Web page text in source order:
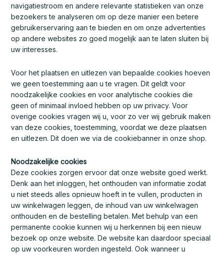
navigatiestroom en andere relevante statistieken van onze
bezoekers te analyseren om op deze manier een betere
gebruikerservaring aan te bieden en om onze advertenties
op andere websites zo goed mogelijk aan te laten sluiten bij
uw interesses.
Voor het plaatsen en uitlezen van bepaalde cookies hoeven
we geen toestemming aan u te vragen. Dit geldt voor
noodzakelijke cookies en voor analytische cookies die
geen of minimaal invloed hebben op uw privacy. Voor
overige cookies vragen wij u, voor zo ver wij gebruik maken
van deze cookies, toestemming, voordat we deze plaatsen
en uitlezen. Dit doen we via de cookiebanner in onze shop.
Noodzakelijke cookies
Deze cookies zorgen ervoor dat onze website goed werkt.
Denk aan het inloggen, het onthouden van informatie zodat
u niet steeds alles opnieuw hoeft in te vullen, producten in
uw winkelwagen leggen, de inhoud van uw winkelwagen
onthouden en de bestelling betalen. Met behulp van een
permanente cookie kunnen wij u herkennen bij een nieuw
bezoek op onze website. De website kan daardoor speciaal
op uw voorkeuren worden ingesteld. Ook wanneer u